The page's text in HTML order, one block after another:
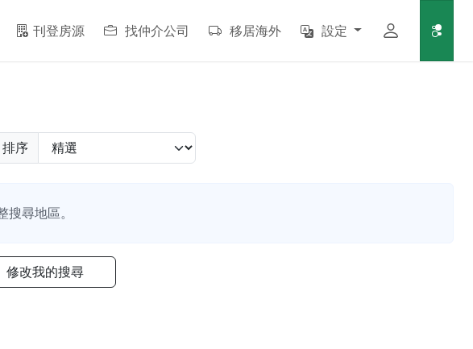
刊登房源 找仲介公司 移居海外 設定
排序
尋地區。
修改我的搜尋